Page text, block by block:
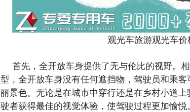
观光车旅游观光车价
首先，全开放车身提供了无与伦比的视野。
型，全开放车身没有任何遮挡物，驾驶员和乘
丽景色。无论是在城市中穿行还是在乡村小道
驶者获得最佳的视觉体验，使驾驶过程更加愉悦。